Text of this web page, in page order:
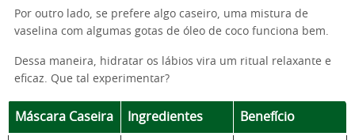
Por outro lado, se prefere algo caseiro, uma mistura de
vaselina com algumas gotas de óleo de coco funciona bem.
Dessa maneira, hidratar os lábios vira um ritual relaxante e
eficaz. Que tal experimentar?
Máscara Caseira Ingredientes Benefício